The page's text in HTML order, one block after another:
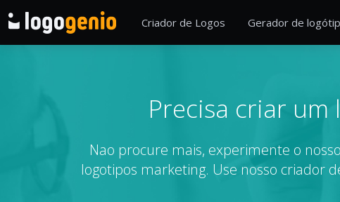
Criador de Logos Gerador de
Precisa criar
Nao procure mais, experimente o
logotipos marketing. Use nosso criador